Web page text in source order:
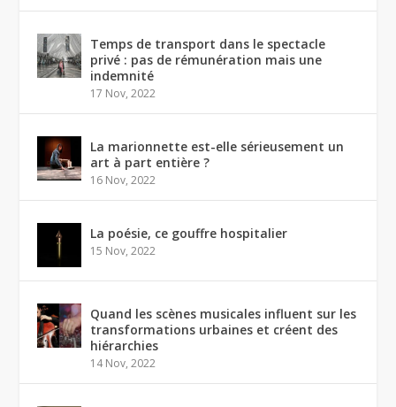
Temps de transport dans le spectacle
privé : pas de rémunération mais une
indemnité
17 Nov, 2022
La marionnette est-elle sérieusement un
art à part entière ?
16 Nov, 2022
La poésie, ce gouffre hospitalier
15 Nov, 2022
Quand les scènes musicales influent sur les
transformations urbaines et créent des
hiérarchies
14 Nov, 2022